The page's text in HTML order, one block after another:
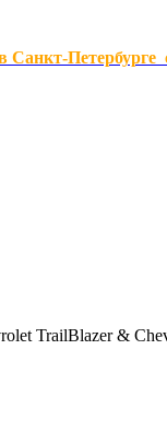
Петербурге с
TrailBlazer &